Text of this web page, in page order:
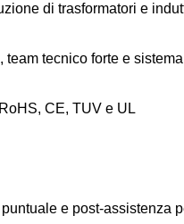
di trasformatori e
tecnico forte e
CE, TUV e UL
e post-assistenza